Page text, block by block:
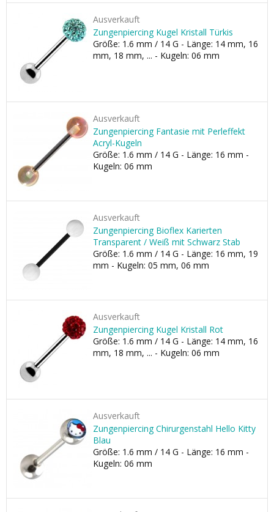
Ausverkauft
Zungenpiercing Kugel Kristall Türkis
Größe: 1.6 mm / 14 G - Länge: 14 mm, 16
mm, 18 mm, ... - Kugeln: 06 mm
Ausverkauft
Zungenpiercing Fantasie mit Perleffekt
Acryl-Kugeln
Größe: 1.6 mm / 14 G - Länge: 16 mm -
Kugeln: 06 mm
Ausverkauft
Zungenpiercing Bioflex Karierten
Transparent / Weiß mit Schwarz Stab
Größe: 1.6 mm / 14 G - Länge: 16 mm, 19
mm - Kugeln: 05 mm, 06 mm
Ausverkauft
Zungenpiercing Kugel Kristall Rot
Größe: 1.6 mm / 14 G - Länge: 14 mm, 16
mm, 18 mm, ... - Kugeln: 06 mm
Ausverkauft
Zungenpiercing Chirurgenstahl Hello Kitty
Blau
Größe: 1.6 mm / 14 G - Länge: 16 mm -
Kugeln: 06 mm